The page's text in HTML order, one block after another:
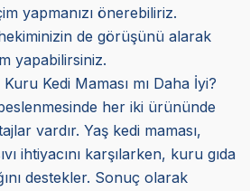
yapmanızı önerebiliriz.
de görüşünü alarak
yapabilirsiniz.
Kuru Kedi Maması mı Daha İyi?
her iki ürününde
vardır. Yaş kedi maması,
ihtiyacını karşılarken, kuru gıda
destekler. Sonuç olarak